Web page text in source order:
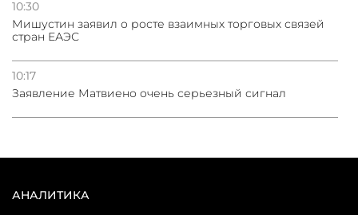
10:30
Мишустин заявил о росте взаимных торговых связей
стран ЕАЭС
10:17
Заявление Матвиено очень серьезный сигнал
АНАЛИТИКА